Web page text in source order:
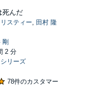
死んだ
スティー, 田村 隆
剛
2 分
リーズ
78件のカスタマー